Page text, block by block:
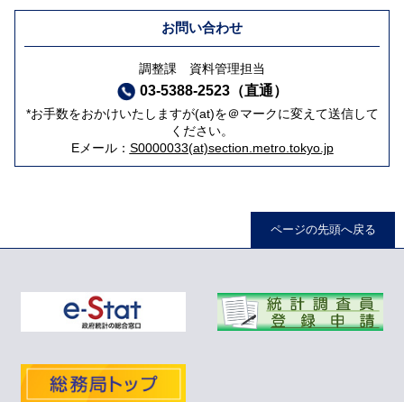
お問い合わせ
調整課 資料管理担当
03-5388-2523（直通）
*お手数をおかけいたしますが(at)を＠マークに変えて送信して
ください。
Eメール： S0000033(at)section.metro.tokyo.jp
ページの先頭へ戻る